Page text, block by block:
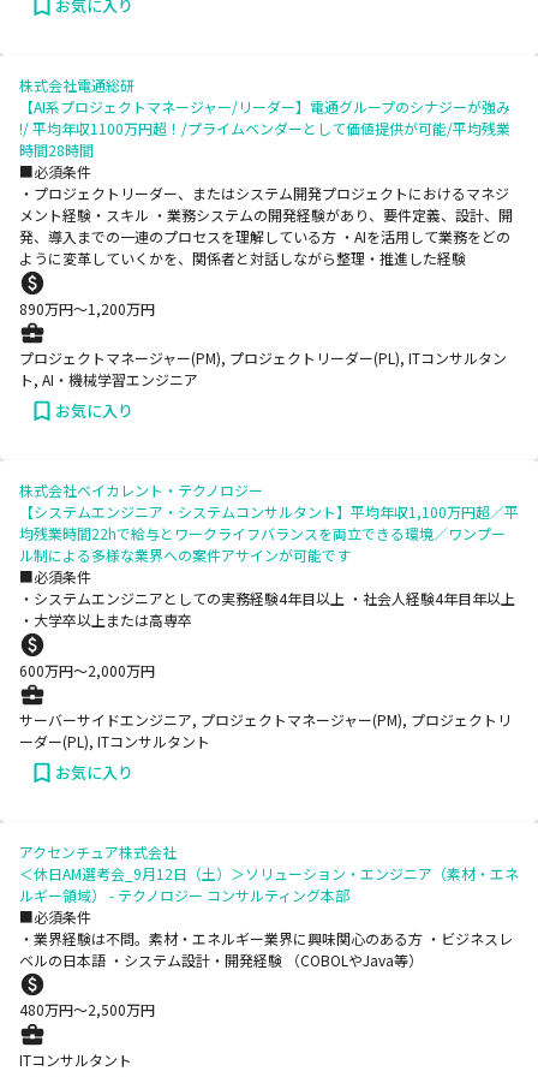
お気に入り
株式会社電通総研
【AI系プロジェクトマネージャー/リーダー】電通グループのシナジーが強み
!/ 平均年収1100万円超！/プライムベンダーとして価値提供が可能/平均残業
時間28時間
■必須条件
・プロジェクトリーダー、またはシステム開発プロジェクトにおけるマネジ
メント経験・スキル ・業務システムの開発経験があり、要件定義、設計、開
発、導入までの一連のプロセスを理解している方 ・AIを活用して業務をどの
ように変革していくかを、関係者と対話しながら整理・推進した経験
890万円〜1,200万円
プロジェクトマネージャー(PM), プロジェクトリーダー(PL), ITコンサルタン
ト, AI・機械学習エンジニア
お気に入り
株式会社ベイカレント・テクノロジー
【システムエンジニア・システムコンサルタント】平均年収1,100万円超／平
均残業時間22hで給与とワークライフバランスを両立できる環境／ワンプー
ル制による多様な業界への案件アサインが可能です
■必須条件
・システムエンジニアとしての実務経験4年目以上 ・社会人経験4年目年以上
・大学卒以上または高専卒
600万円〜2,000万円
サーバーサイドエンジニア, プロジェクトマネージャー(PM), プロジェクトリ
ーダー(PL), ITコンサルタント
お気に入り
アクセンチュア株式会社
＜休日AM選考会_9月12日（土）＞ソリューション・エンジニア（素材・エネ
ルギー領域） - テクノロジー コンサルティング本部
■必須条件
・業界経験は不問。素材・エネルギー業界に興味関心のある方 ・ビジネスレ
ベルの日本語 ・システム設計・開発経験 （COBOLやJava等）
480万円〜2,500万円
ITコンサルタント